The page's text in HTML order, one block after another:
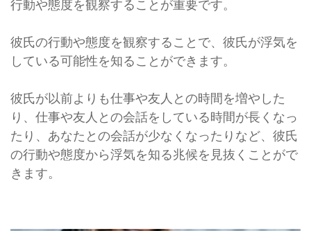
行動や態度を観察することが重要です。
彼氏の行動や態度を観察することで、彼氏が浮気を
している可能性を知ることができます。
彼氏が以前よりも仕事や友人との時間を増やした
り、仕事や友人との会話をしている時間が長くなっ
たり、あなたとの会話が少なくなったりなど、彼氏
の行動や態度から浮気を知る兆候を見抜くことがで
きます。